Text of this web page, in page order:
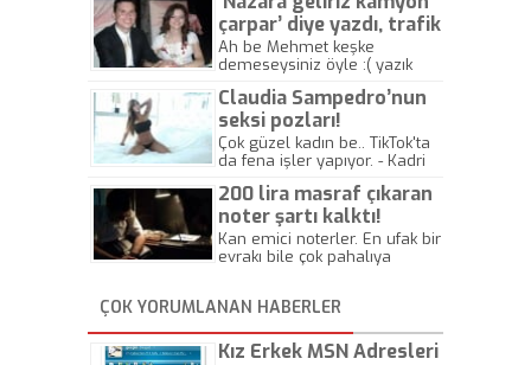
çarpar’ diye yazdı, trafik
kazasında öldü!
Ah be Mehmet keşke
demeseysiniz öyle :( yazık
Claudia Sampedro’nun
seksi pozları!
Çok güzel kadın be.. TikTok'ta
da fena işler yapıyor. - Kadri
200 lira masraf çıkaran
noter şartı kalktı!
Kan emici noterler. En ufak bir
evrakı bile çok pahalıya
kaptırıyorsunuz. - Kayhan
Gezenti
ÇOK YORUMLANAN HABERLER
Kız Erkek MSN Adresleri